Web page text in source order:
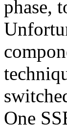
phase,
One